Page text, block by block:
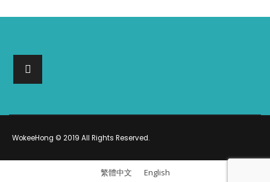
WokeeHong © 2019 All Rights Reserved.
繁體中文 English